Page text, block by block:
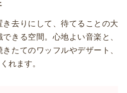
去りにして、待てることの大
きる空間。心地よい音楽と、
たてのワッフルやデザート、
れます。